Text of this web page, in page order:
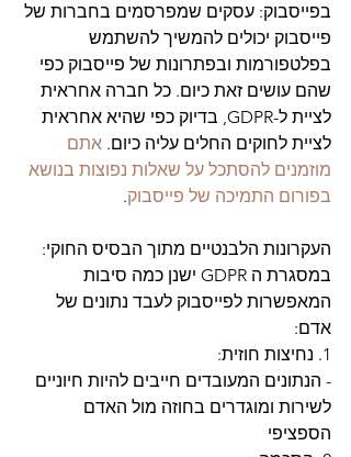
בפייסבוק: עסקים שמפרסמים בחברות של
פייסבוק יכולים להמשיך להשתמש
בפלטפורמות ובפתרונות של פייסבוק כפי
שהם עושים זאת כיום. כל חברה אחראית
לציית ל-GDPR, בדיוק כפי שהיא אחראית
לציית לחוקים החלים עליה כיום. אתם
מוזמנים להסתכל על שאלות נפוצות בנושא
בפורום התמיכה של פייסבוק.
העקרונות הלבנטיים מתוך הבסיס החוקי:
במסגרת ה GDPR ישנן כמה סיבות
המאפשרות לפייסבוק לעבד נתונים של
אדם:
1. נחיצות חוזית:
- הנתונים המעובדים חייבים להיות חיוניים
לשירות ומוגדרים בחוזה מול האדם
הספציפי